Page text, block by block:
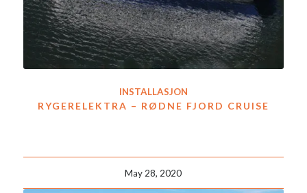
INSTALLASJON
RYGERELEKTRA – RØDNE FJORD CRUISE
May 28, 2020